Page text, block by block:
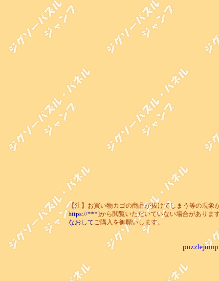
【注】お買い物カゴの商品が抜けてしまう等の現象
https://***]から閲覧いただいていない場合がありま
なおしてご購入を御願いします。